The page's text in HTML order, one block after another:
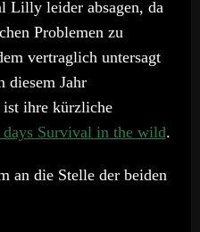
Lilly leider absagen, da
Problemen zu
vertraglich untersagt
diesem Jahr
ihre kürzliche
days Survival in the wild.
an die Stelle der beiden